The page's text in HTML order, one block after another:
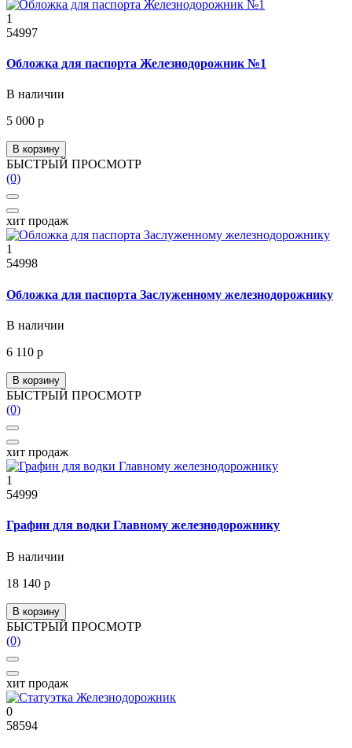
1
54997
Обложка для паспорта Железнодорожник №1
В наличии
5 000 р
В корзину
БЫСТРЫЙ ПРОСМОТР
(0)
хит продаж
1
54998
Обложка для паспорта Заслуженному железнодорожнику
В наличии
6 110 р
В корзину
БЫСТРЫЙ ПРОСМОТР
(0)
хит продаж
1
54999
Графин для водки Главному железнодорожнику
В наличии
18 140 р
В корзину
БЫСТРЫЙ ПРОСМОТР
(0)
хит продаж
0
58594